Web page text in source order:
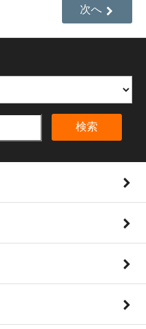
次へ
検索